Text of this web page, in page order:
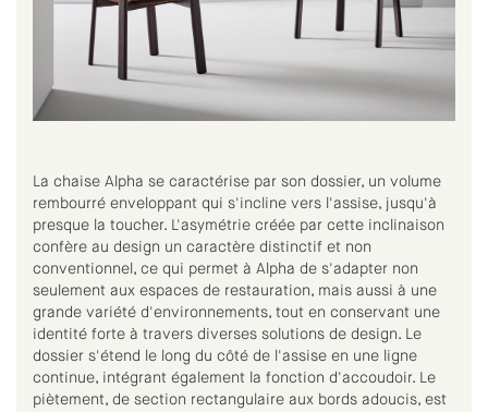
La chaise Alpha se caractérise par son dossier, un volume
rembourré enveloppant qui s'incline vers l'assise, jusqu'à
presque la toucher. L'asymétrie créée par cette inclinaison
confère au design un caractère distinctif et non
conventionnel, ce qui permet à Alpha de s'adapter non
seulement aux espaces de restauration, mais aussi à une
grande variété d'environnements, tout en conservant une
identité forte à travers diverses solutions de design. Le
dossier s'étend le long du côté de l'assise en une ligne
continue, intégrant également la fonction d'accoudoir. Le
piètement, de section rectangulaire aux bords adoucis, est